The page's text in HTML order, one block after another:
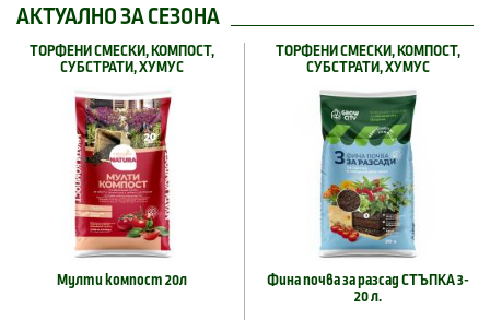
АКТУАЛНО ЗА СЕЗОНА
ТОРФЕНИ СМЕСКИ, КОМПОСТ,
СУБСТРАТИ, ХУМУС
Мулти компост 20л
ТОРФЕНИ СМЕСКИ, КОМПОСТ,
СУБСТРАТИ, ХУМУС
Фина почва за разсад СТЪПКА 3-
20 л.